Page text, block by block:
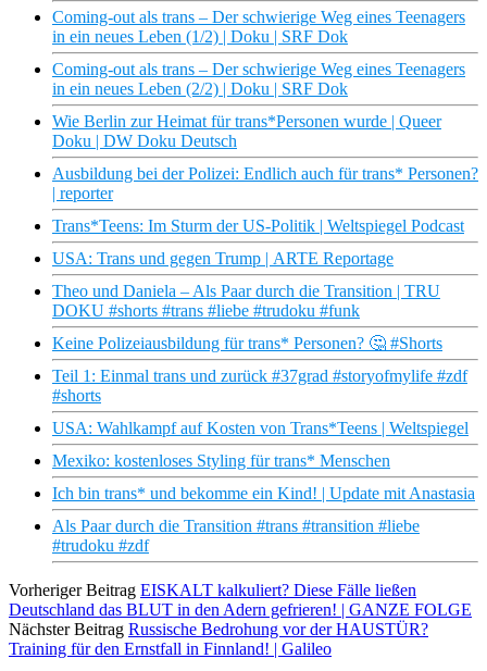
Coming-out als trans – Der schwierige Weg eines Teenagers
in ein neues Leben (1/2) | Doku | SRF Dok
Coming-out als trans – Der schwierige Weg eines Teenagers
in ein neues Leben (2/2) | Doku | SRF Dok
Wie Berlin zur Heimat für trans*Personen wurde | Queer
Doku | DW Doku Deutsch
Ausbildung bei der Polizei: Endlich auch für trans* Personen?
| reporter
Trans*Teens: Im Sturm der US-Politik | Weltspiegel Podcast
USA: Trans und gegen Trump | ARTE Reportage
Theo und Daniela – Als Paar durch die Transition | TRU
DOKU #shorts #trans #liebe #trudoku #funk
Keine Polizeiausbildung für trans* Personen? 🤔 #Shorts
Teil 1: Einmal trans und zurück #37grad #storyofmylife #zdf
#shorts
USA: Wahlkampf auf Kosten von Trans*Teens | Weltspiegel
Mexiko: kostenloses Styling für trans* Menschen
Ich bin trans* und bekomme ein Kind! | Update mit Anastasia
Als Paar durch die Transition #trans #transition #liebe
#trudoku #zdf
Vorheriger Beitrag EISKALT kalkuliert? Diese Fälle ließen
Deutschland das BLUT in den Adern gefrieren! | GANZE FOLGE
Nächster Beitrag Russische Bedrohung vor der HAUSTÜR?
Training für den Ernstfall in Finnland! | Galileo